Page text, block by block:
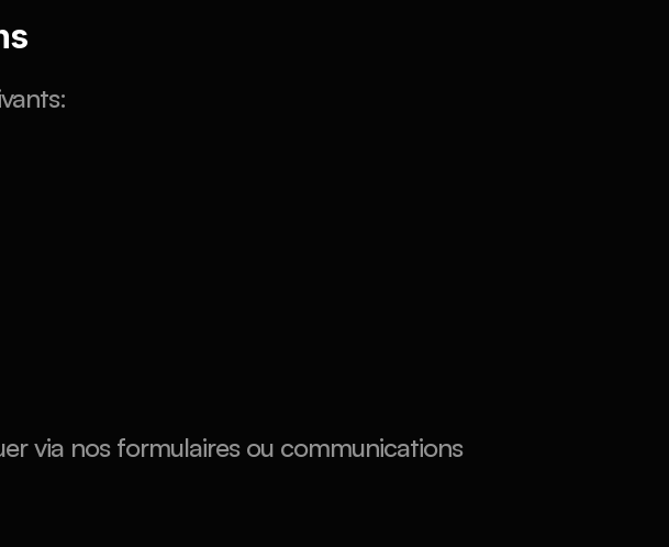
via nos formulaires ou communications